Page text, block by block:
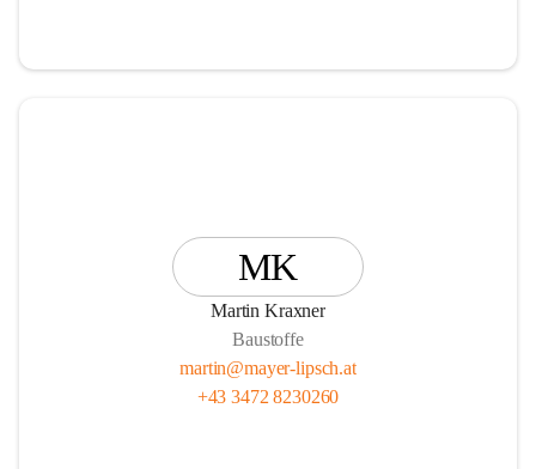
MK
Martin Kraxner
Baustoffe
martin@mayer-lipsch.at
+43 3472 8230260